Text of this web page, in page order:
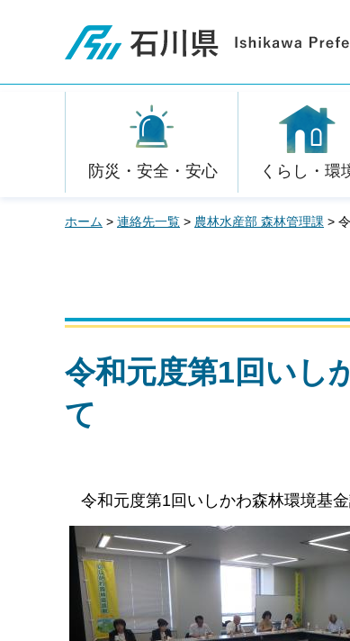
石川県
防災・安全・安心 くらし・環
ホーム > 連絡先一覧 > 農林水産部 森林管理課 >
令和元度第1回いし
て
令和元度第1回いしかわ森林環境基